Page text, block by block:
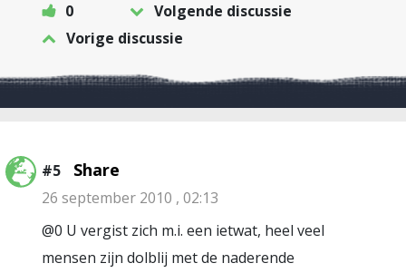
0
Volgende discussie
Vorige discussie
#5 Share
26 september 2010 , 02:13
@0 U vergist zich m.i. een ietwat, heel veel
mensen zijn dolblij met de naderende